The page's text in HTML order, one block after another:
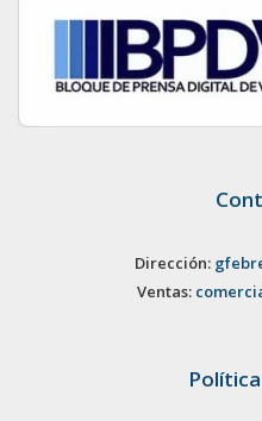
Dirección:
Ventas: